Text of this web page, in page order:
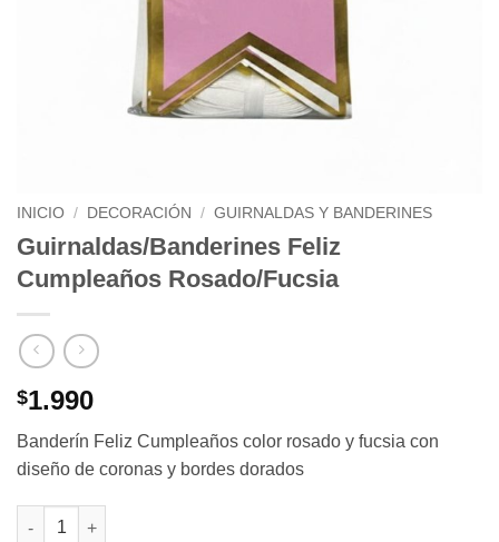
INICIO / DECORACIÓN / GUIRNALDAS Y BANDERINES
Guirnaldas/Banderines Feliz
Cumpleaños Rosado/Fucsia
$1.990
Banderín Feliz Cumpleaños color rosado y fucsia con
diseño de coronas y bordes dorados
Guirnaldas/Banderines Feliz Cumpleaños Rosado/Fucsia